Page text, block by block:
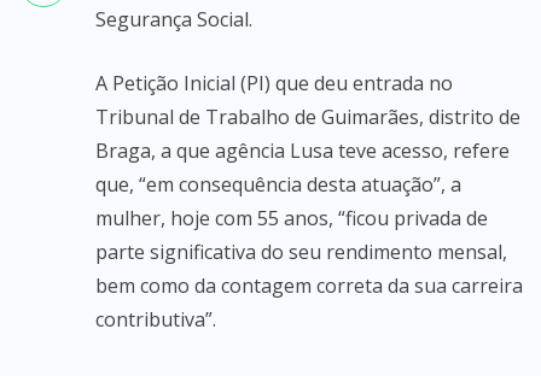
Segurança Social.
A Petição Inicial (PI) que deu entrada no
Tribunal de Trabalho de Guimarães, distrito de
Braga, a que agência Lusa teve acesso, refere
que, “em consequência desta atuação”, a
mulher, hoje com 55 anos, “ficou privada de
parte significativa do seu rendimento mensal,
bem como da contagem correta da sua carreira
contributiva”.